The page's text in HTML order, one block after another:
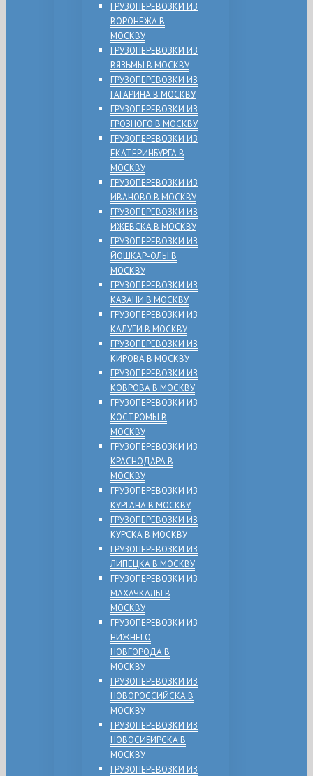
ГРУЗОПЕРЕВОЗКИ ИЗ
ВОРОНЕЖА В
МОСКВУ
ГРУЗОПЕРЕВОЗКИ ИЗ
ВЯЗЬМЫ В МОСКВУ
ГРУЗОПЕРЕВОЗКИ ИЗ
ГАГАРИНА В МОСКВУ
ГРУЗОПЕРЕВОЗКИ ИЗ
ГРОЗНОГО В МОСКВУ
ГРУЗОПЕРЕВОЗКИ ИЗ
ЕКАТЕРИНБУРГА В
МОСКВУ
ГРУЗОПЕРЕВОЗКИ ИЗ
ИВАНОВО В МОСКВУ
ГРУЗОПЕРЕВОЗКИ ИЗ
ИЖЕВСКА В МОСКВУ
ГРУЗОПЕРЕВОЗКИ ИЗ
ЙОШКАР-ОЛЫ В
МОСКВУ
ГРУЗОПЕРЕВОЗКИ ИЗ
КАЗАНИ В МОСКВУ
ГРУЗОПЕРЕВОЗКИ ИЗ
КАЛУГИ В МОСКВУ
ГРУЗОПЕРЕВОЗКИ ИЗ
КИРОВА В МОСКВУ
ГРУЗОПЕРЕВОЗКИ ИЗ
КОВРОВА В МОСКВУ
ГРУЗОПЕРЕВОЗКИ ИЗ
КОСТРОМЫ В
МОСКВУ
ГРУЗОПЕРЕВОЗКИ ИЗ
КРАСНОДАРА В
МОСКВУ
ГРУЗОПЕРЕВОЗКИ ИЗ
КУРГАНА В МОСКВУ
ГРУЗОПЕРЕВОЗКИ ИЗ
КУРСКА В МОСКВУ
ГРУЗОПЕРЕВОЗКИ ИЗ
ЛИПЕЦКА В МОСКВУ
ГРУЗОПЕРЕВОЗКИ ИЗ
МАХАЧКАЛЫ В
МОСКВУ
ГРУЗОПЕРЕВОЗКИ ИЗ
НИЖНЕГО
НОВГОРОДА В
МОСКВУ
ГРУЗОПЕРЕВОЗКИ ИЗ
НОВОРОССИЙСКА В
МОСКВУ
ГРУЗОПЕРЕВОЗКИ ИЗ
НОВОСИБИРСКА В
МОСКВУ
ГРУЗОПЕРЕВОЗКИ ИЗ